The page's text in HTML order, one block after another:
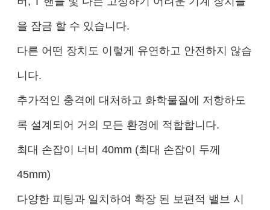
을 잠금 할 수 있습니다.
다른 어떤 장치도 이렇게 유연하고 안전하지 않습
니다.
추가적인 충격에 대처하고 화학물질에 저항하도
록 설계되어 거의 모든 환경에 적합합니다.
최대 손잡이 너비 40mm (최대 손잡이 두께
45mm)
다양한 피팅과 일치하여 확장 된 보편적 밸브 시